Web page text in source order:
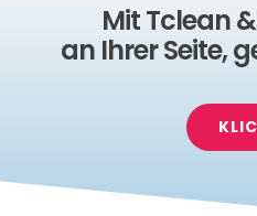
Mit Tclean
an Ihrer Seite,